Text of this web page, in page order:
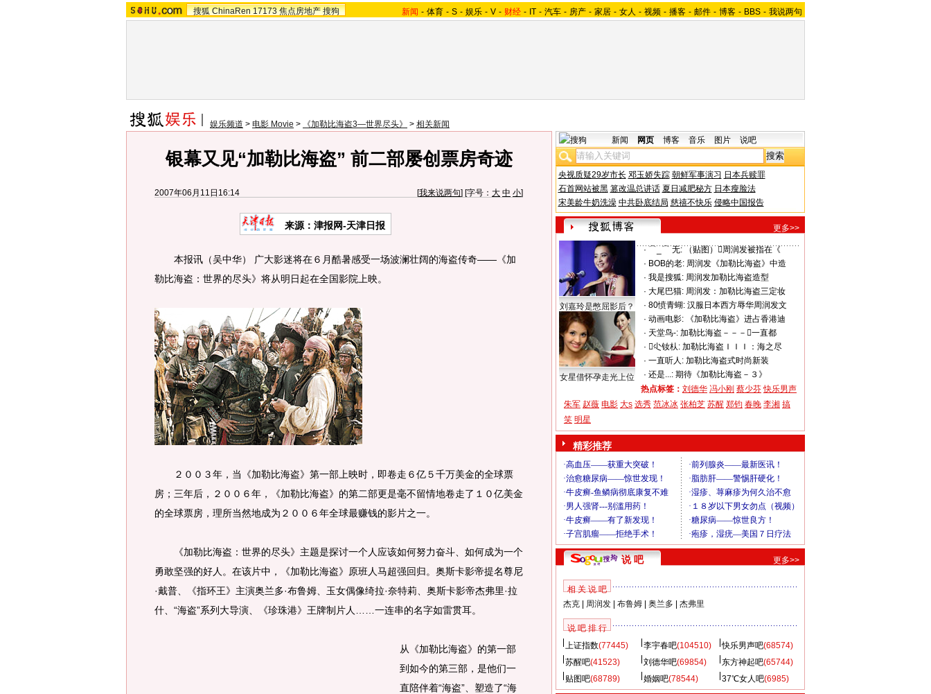
搜狐 ChinaRen 17173 焦点房地产 搜狗 新闻 - 体育 - S - 娱乐 - V - 财经 - IT - 汽车 - 房产 - 家居 - 女人 - 视频 - 播客 - 邮件 - 博客 - BBS - 我说两句
娱乐频道 > 电影 Movie > 《加勒比海盗3—世界尽头》 > 相关新闻
银幕又见“加勒比海盗” 前二部屡创票房奇迹
2007年06月11日16:14 [我来说两句] [字号： 大 中 小]
来源：津报网-天津日报
本报讯（吴中华） 广大影迷将在６月酷暑感受一场波澜壮阔的海盗传奇——《加
勒比海盗：世界的尽头》将从明日起在全国影院上映。
２００３年，当《加勒比海盗》第一部上映时，即卷走６亿５千万美金的全球票
房；三年后，２００６年，《加勒比海盗》的第二部更是毫不留情地卷走了１０亿美金
的全球票房，理所当然地成为２００６年全球最赚钱的影片之一。
《加勒比海盗：世界的尽头》主题是探讨一个人应该如何努力奋斗、如何成为一个
勇敢坚强的好人。在该片中，《加勒比海盗》原班人马超强回归。奥斯卡影帝提名尊尼
·戴普、《指环王》主演奥兰多·布鲁姆、玉女偶像绮拉·奈特莉、奥斯卡影帝杰弗里·拉
什、“海盗”系列大导演、《珍珠港》王牌制片人……一连串的名字如雷贯耳。
从《加勒比海盗》的第一部
到如今的第三部，是他们一
直陪伴着“海盗”、塑造了“海
新闻 网页 博客 音乐 图片 说吧
央视质疑29岁市长 邓玉娇失踪 朝鲜军事演习 日本兵赎罪
石首网站被黑 篡改温总讲话 夏日减肥秘方 日本瘦脸法
宋美龄牛奶洗澡 中共卧底结局 慈禧不快乐 侵略中国报告
更多>>
刘嘉玲是憋屈影后？
女星借怀孕走光上位
· ⌒_⌒ 无:
（贴图）周润发被指在《
· BOB的老: 周润发《加勒比海盗》中造
· 我是搜狐: 周润发加勒比海盗造型
· 大尾巴猫: 周润发：加勒比海盗三定妆
· 80愤青蝴: 汉服日本西方辱华周润发文
· 动画电影:
《加勒比海盗》进占香港迪
· 天堂鸟-: 加勒比海盗－－－一直都
· 尐钕朲: 加勒比海盗ＩＩＩ：海之尽
· 一直听人: 加勒比海盗式时尚新装
· 还是...: 期待《加勒比海盗－３》
热点标签： 刘德华 冯小刚 蔡少芬 快乐男声
朱军 赵薇 电影 大s 选秀 范冰冰 张柏芝 苏醒 郑钧 春晚 李湘 搞
笑 明星
精彩推荐
说 吧 更多>>
相 关 说 吧
杰克| 周润发| 布鲁姆| 奥兰多 杰弗里
说 吧 排 行
上证指数(77445) 李宇春吧(104510) 快乐男声吧(68574)
苏醒吧(41523) 刘德华吧(69854) 东方神起吧(65744)
贴图吧(68789) 婚姻吧(78544) 37℃女人吧(6985)